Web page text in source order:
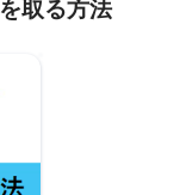
取る方法